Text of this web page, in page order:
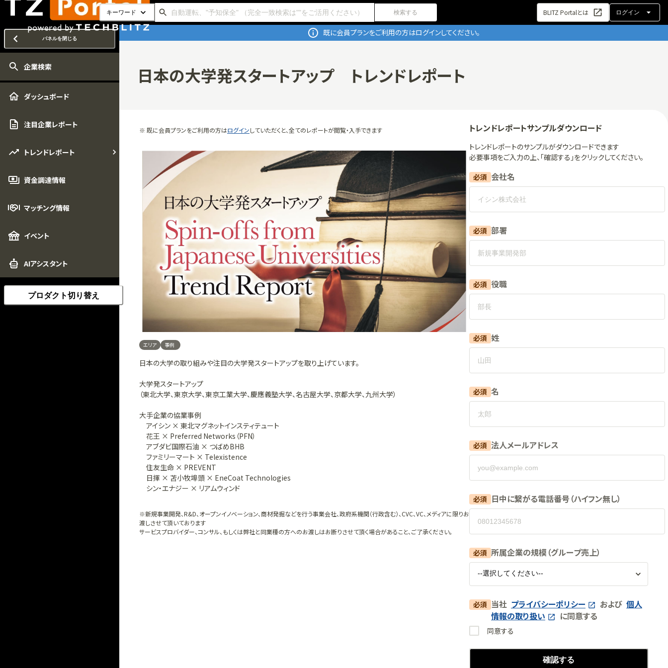
キーワード 検索する BLITZ Portalとは ログイン
パネルを閉じる
企業検索
ダッシュボード
注目企業レポート
トレンドレポート
資金調達情報
マッチング情報
イベント
AIアシスタント
プロダクト切り替え
既に会員プランをご利用の方はログインしてください。
日本の大学発スタートアップ トレンドレポート
※ 既に会員プランをご利用の方はログインしていただくと、全てのレポートが閲覧・入手できます
エリア 事例
日本の大学の取り組みや注目の大学発スタートアップを取り上げています。
大学発スタートアップ
（東北大学、東京大学、東京工業大学、慶應義塾大学、名古屋大学、京都大学、九州大学）
大手企業の協業事例
アイシン × 東北マグネットインスティテュート
花王 × Preferred Networks（PFN）
アブダビ国際石油 × つばめBHB
ファミリーマート × Telexistence
住友生命 × PREVENT
日揮 × 苫小牧埠頭 × EneCoat Technologies
シン・エナジー × リアムウィンド
※新規事業開発、R&D、オープンイノベーション、商材発掘などを行う事業会社、政府系機関（行政含む）、CVC、VC、メディアに限りお
渡しさせて頂いております
サービスプロバイダー、コンサル、もしくは弊社と同業種の方へのお渡しはお断りさせて頂く場合があること、ご了承ください。
トレンドレポートサンプルダウンロード
トレンドレポートのサンプルがダウンロードできます
必要事項をご入力の上、「確認する」をクリックしてください。
必須 会社名
必須 部署
必須 役職
必須 姓
必須 名
必須 法人メールアドレス
必須 日中に繋がる電話番号（ハイフン無し）
必須 所属企業の規模（グループ売上）
必須 当社 プライバシーポリシー および 個人
情報の取り扱い
に同意する
同意する
確認する